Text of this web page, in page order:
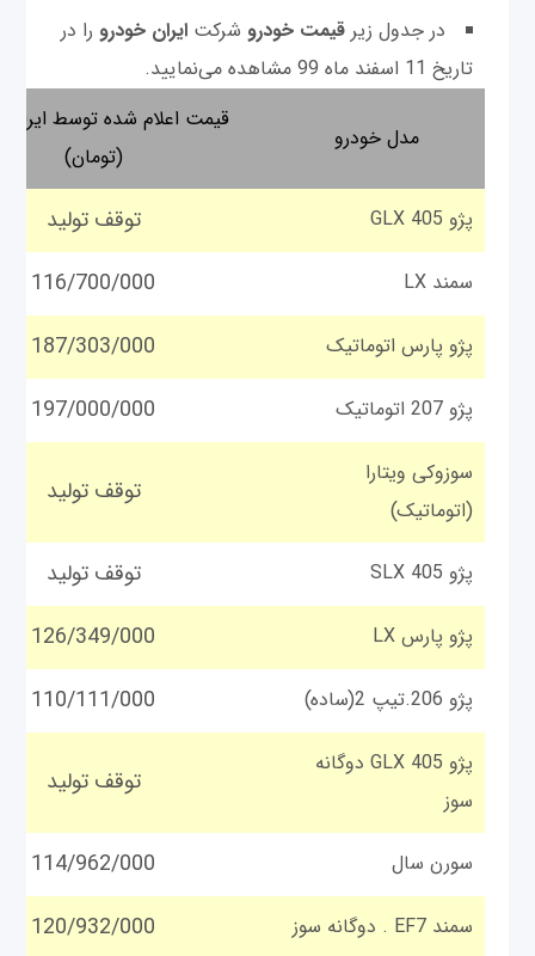
در جدول زیر قیمت خودرو شرکت ایران خودرو را در
تاریخ 11 اسفند ماه 99 مشاهده می‌نمایید.
مدل خودرو
قیمت اعلام شده توسط ایران
(تومان)
پژو GLX 405 توقف تولید
سمند LX 116/700/000
پژو پارس اتوماتیک 187/303/000
پژو 207 اتوماتیک 197/000/000
سوزوکی ویتارا
(اتوماتیک)
توقف تولید
پژو SLX 405 توقف تولید
پژو پارس LX 126/349/000
پژو 206.تیپ 2(ساده) 110/111/000
پژو GLX 405 دوگانه
سوز
توقف تولید
سورن سال 114/962/000
سمند EF7 . دوگانه سوز 120/932/000